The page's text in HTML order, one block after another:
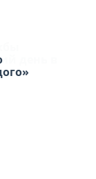
день в